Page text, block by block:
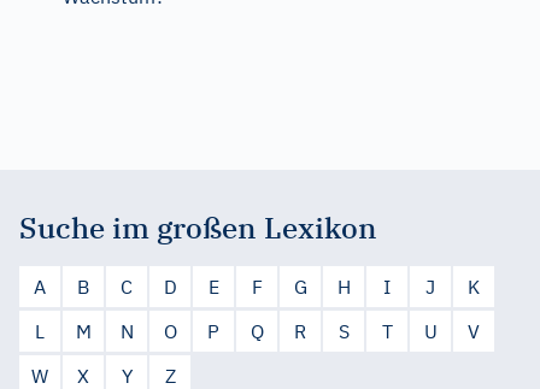
Suche im großen Lexikon
A B C D E F G H I J
K
L
M N O P Q R S T U
V
W
X Y Z